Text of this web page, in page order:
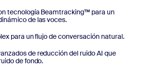
tecnología Beamtracking™ para un
de las voces.
para un flujo de conversación natural.
de reducción del ruido AI que
de fondo.